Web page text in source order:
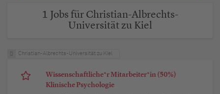
1 Jobs für Christian-Albrechts-
Universität zu Kiel
Christian-Albrechts-Universität zu Kiel
Wissenschaftliche*r Mitarbeiter*in (50%)
Klinische Psychologie